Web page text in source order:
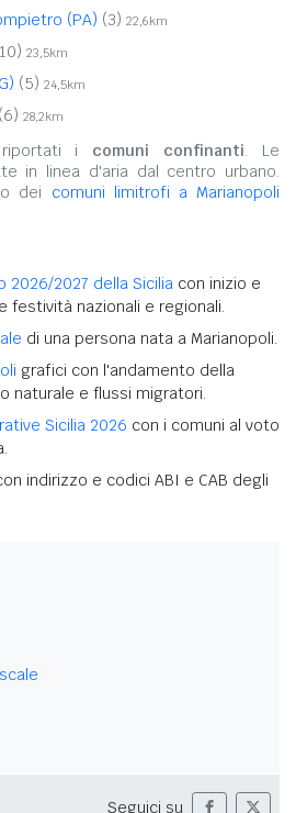
(PA) (3) 22,6km
23,5km
(5) 24,5km
(6) 28,2km
i comuni confinanti. Le
in linea d'aria dal centro urbano.
dei comuni limitrofi a Marianopoli
2026/2027 della Sicilia con inizio e
festività nazionali e regionali.
di una persona nata a Marianopoli.
grafici con l'andamento della
naturale e flussi migratori.
Sicilia 2026 con i comuni al voto
indirizzo e codici ABI e CAB degli
Seguici su